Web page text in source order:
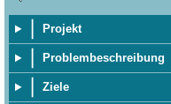
Projekt
Problembeschreibung
Ziele